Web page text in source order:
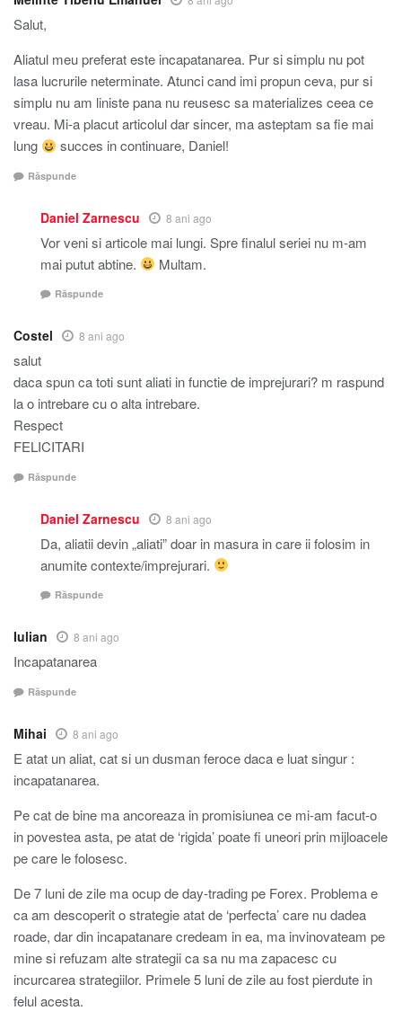
Salut,
Aliatul meu preferat este incapatanarea. Pur si simplu nu pot
lasa lucrurile neterminate. Atunci cand imi propun ceva, pur si
simplu nu am liniste pana nu reusesc sa materializes ceea ce
vreau. Mi-a placut articolul dar sincer, ma asteptam sa fie mai
lung
succes in continuare, Daniel!
Răspunde
Daniel Zarnescu 8 ani ago
Vor veni si articole mai lungi. Spre finalul seriei nu m-am
mai putut abtine.
Multam.
Răspunde
Costel 8 ani ago
salut
daca spun ca toti sunt aliati in functie de imprejurari? m raspund
la o intrebare cu o alta intrebare.
Respect
FELICITARI
Răspunde
Daniel Zarnescu 8 ani ago
Da, aliatii devin „aliati” doar in masura in care ii folosim in
anumite contexte/imprejurari.
Răspunde
Iulian 8 ani ago
Incapatanarea
Răspunde
Mihai 8 ani ago
E atat un aliat, cat si un dusman feroce daca e luat singur :
incapatanarea.
Pe cat de bine ma ancoreaza in promisiunea ce mi-am facut-o
in povestea asta, pe atat de ‘rigida’ poate fi uneori prin mijloacele
pe care le folosesc.
De 7 luni de zile ma ocup de day-trading pe Forex. Problema e
ca am descoperit o strategie atat de ‘perfecta’ care nu dadea
roade, dar din incapatanare credeam in ea, ma invinovateam pe
mine si refuzam alte strategii ca sa nu ma zapacesc cu
incurcarea strategiilor. Primele 5 luni de zile au fost pierdute in
felul acesta.